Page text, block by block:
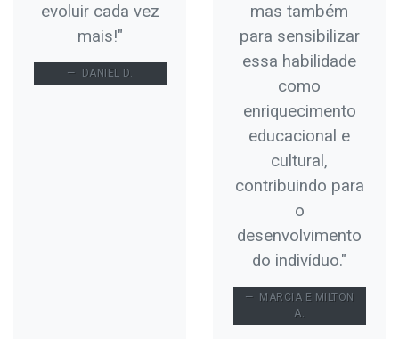
evoluir cada vez
mais!"
DANIEL D.
mas também
para sensibilizar
essa habilidade
como
enriquecimento
educacional e
cultural,
contribuindo para
o
desenvolvimento
do indivíduo."
MARCIA E MILTON
A.